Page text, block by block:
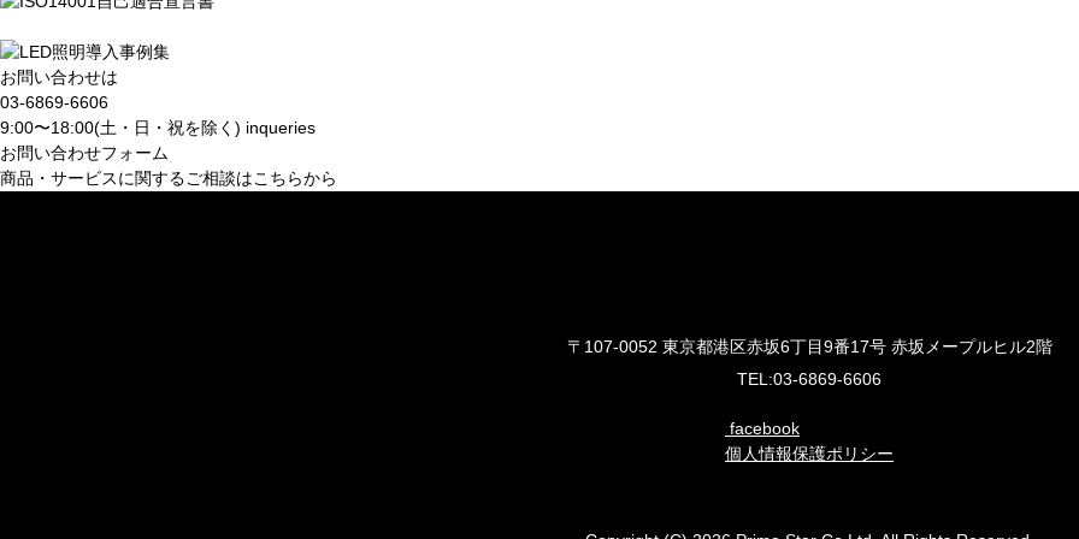
お問い合わせは
03-6869-6606
9:00〜18:00(土・日・祝を除く) inqueries
お問い合わせフォーム
商品・サービスに関するご相談はこちらから
〒107-0052 東京都港区赤坂6丁目9番17号 赤坂メープルヒル2階
TEL:03-6869-6606
facebook
個人情報保護ポリシー